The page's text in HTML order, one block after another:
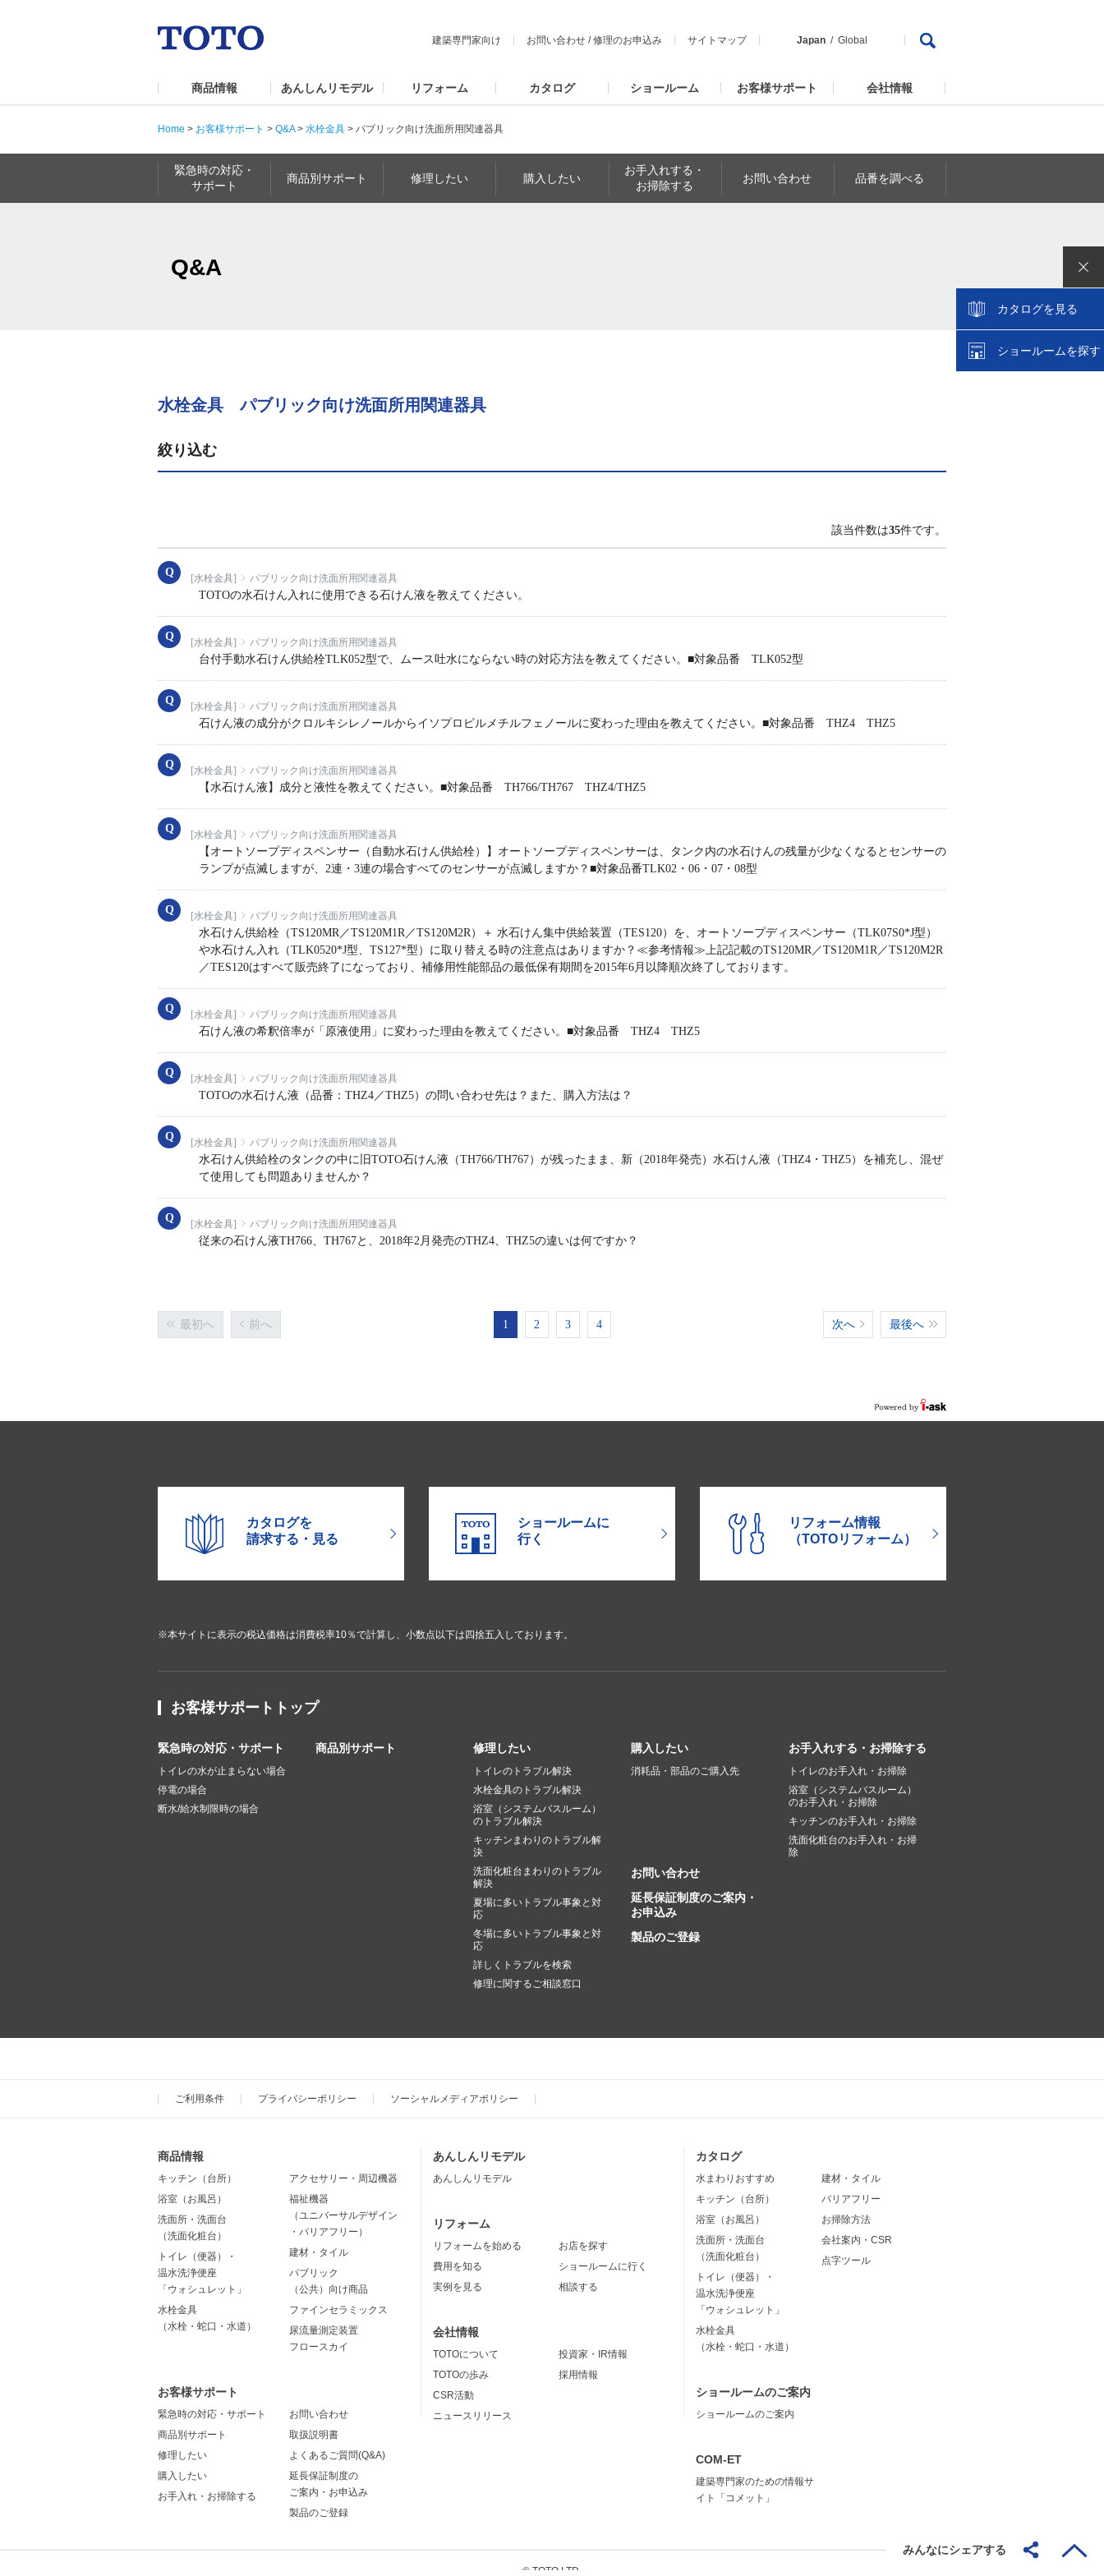
建築専門家向け お問い合わせ /修理のお申込み サイトマップ Japan Global
商品情報 あんしんリモデル リフォーム カタログ ショールーム お客様サポート 会社情報
Home > お客様サポート > Q&A> 水栓金具 > パブリック向け洗面所用関連器具
緊急時の対応・
サポート
商品別サポート 修理したい 購入したい
お手入れする・
お掃除する
お問い合わせ 品番を調べる
カタログを見る
ショールームを探す
Q&A
水栓金具 パブリック向け洗面所用関連器具
絞り込む
該当件数は35件です。
[水栓金具] パブリック向け洗面所用関連器具
TOTOの水石けん入れに使用できる石けん液を教えてください。
[水栓金具] パブリック向け洗面所用関連器具
台付手動水石けん供給栓TLK052型で、ムース吐水にならない時の対応方法を教えてください。■対象品番 TLK052型
[水栓金具] パブリック向け洗面所用関連器具
石けん液の成分がクロルキシレノールからイソプロピルメチルフェノールに変わった理由を教えてください。■対象品番 THZ4 THZ5
[水栓金具] パブリック向け洗面所用関連器具
【水石けん液】成分と液性を教えてください。■対象品番 TH766/TH767 THZ4/THZ5
[水栓金具] パブリック向け洗面所用関連器具
【オートソープディスペンサー（自動水石けん供給栓）】オートソープディスペンサーは、タンク内の水石けんの残量が少なくなるとセンサーの
ランプが点滅しますが、2連・3連の場合すべてのセンサーが点滅しますか？​■対象品番​TLK02・06・07・08型
[水栓金具] パブリック向け洗面所用関連器具
水石けん供給栓（TS120MR／TS120M1R／TS120M2R）＋ 水石けん集中供給装置（TES120）を、オートソープディスペンサー（TLK07S0*J型）
や水石けん入れ（TLK0520*J型、TS127*型）に取り替える時の注意点はありますか？≪参考情報≫上記記載のTS120MR／TS120M1R／TS120M2R
／TES120はすべて販売終了になっており、補修用性能部品の最低保有期間を2015年6月以降順次終了しております。
[水栓金具] パブリック向け洗面所用関連器具
石けん液の希釈倍率が「原液使用」に変わった理由を教えてください。■対象品番 THZ4 THZ5
[水栓金具] パブリック向け洗面所用関連器具
TOTOの水石けん液（品番：THZ4／THZ5）の問い合わせ先は？また、購入方法は？
[水栓金具] パブリック向け洗面所用関連器具
水石けん供給栓のタンクの中に旧TOTO石けん液（TH766/TH767）が残ったまま、新（2018年発売）水石けん液（THZ4・THZ5）を補充し、混ぜ
て使用しても問題ありませんか？
[水栓金具] パブリック向け洗面所用関連器具
従来の石けん液TH766、TH767と、2018年2月発売のTHZ4、THZ5の違いは何ですか？
最初へ 前へ 1 2 3 4 次へ 最後へ
カタログを
請求する・見る
ショールームに
行く
リフォーム情報
（TOTOリフォーム）
※本サイトに表示の税込価格は消費税率10％で計算し、小数点以下は四捨五入しております。
お客様サポートトップ
緊急時の対応・サポート
トイレの水が止まらない場合
停電の場合
断水/給水制限時の場合
商品別サポート 修理したい
トイレのトラブル解決
水栓金具のトラブル解決
浴室（システムバスルーム）
のトラブル解決
キッチンまわりのトラブル解
決
洗面化粧台まわりのトラブル
解決
夏場に多いトラブル事象と対
応
冬場に多いトラブル事象と対
応
詳しくトラブルを検索
修理に関するご相談窓口
購入したい
消耗品・部品のご購入先
お手入れする・お掃除する
トイレのお手入れ・お掃除
浴室（システムバスルーム）
のお手入れ・お掃除
キッチンのお手入れ・お掃除
洗面化粧台のお手入れ・お掃
除
お問い合わせ
延長保証制度のご案内・
お申込み
製品のご登録
ご利用条件 プライバシーポリシー ソーシャルメディアポリシー
商品情報
キッチン（台所）
浴室（お風呂）
洗面所・洗面台
（洗面化粧台）
トイレ（便器）・
温水洗浄便座
「ウォシュレット」
水栓金具
（水栓・蛇口・水道）
アクセサリー・周辺機器
福祉機器
（ユニバーサルデザイン
・バリアフリー）
建材・タイル
パブリック
（公共）向け商品
ファインセラミックス
尿流量測定装置
フロースカイ
お客様サポート
緊急時の対応・サポート
商品別サポート
修理したい
購入したい
お手入れ・お掃除する
お問い合わせ
取扱説明書
よくあるご質問(Q&A)
延長保証制度の
ご案内・お申込み
製品のご登録
あんしんリモデル
あんしんリモデル
リフォーム
リフォームを始める
費用を知る
実例を見る
お店を探す
ショールームに行く
相談する
会社情報
TOTOについて
TOTOの歩み
CSR活動
ニュースリリース
投資家・IR情報
採用情報
カタログ
水まわりおすすめ
キッチン（台所）
浴室（お風呂）
洗面所・洗面台
（洗面化粧台）
トイレ（便器）・
温水洗浄便座
「ウォシュレット」
水栓金具
（水栓・蛇口・水道）
建材・タイル
バリアフリー
お掃除方法
会社案内・CSR
点字ツール
ショールームのご案内
ショールームのご案内
COM-ET
建築専門家のための情報サ
イト「コメット」
みんなにシェアする
© TOTO LTD.